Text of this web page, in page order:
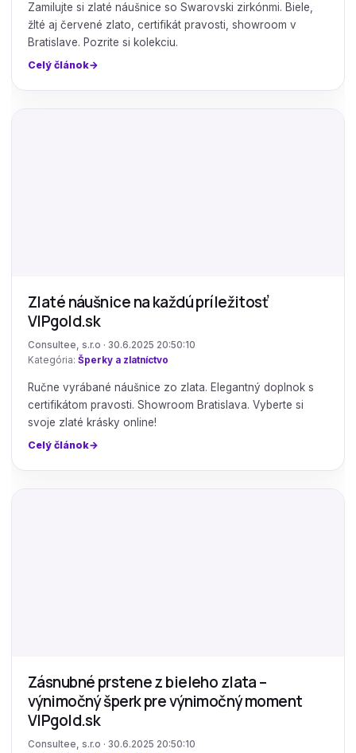
Zamilujte si zlaté náušnice so Swarovski zirkónmi. Biele,
žlté aj červené zlato, certifikát pravosti, showroom v
Bratislave. Pozrite si kolekciu.
Celý článok
Zlaté náušnice na každú príležitosť
VIPgold.sk
Consultee, s.r.o · 30.6.2025 20:50:10
Kategória: Šperky a zlatníctvo
Ručne vyrábané náušnice zo zlata. Elegantný doplnok s
certifikátom pravosti. Showroom Bratislava. Vyberte si
svoje zlaté krásky online!
Celý článok
Zásnubné prstene z bieleho zlata –
výnimočný šperk pre výnimočný moment
VIPgold.sk
Consultee, s.r.o · 30.6.2025 20:50:10